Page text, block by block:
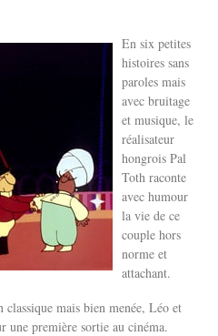
En six petites
histoires sans
paroles mais
avec bruitage
et musique, le
réalisateur
hongrois Pal
Toth raconte
avec humour
la vie de ce
couple hors
norme et
attachant.
mais bien menée, Léo et
une première sortie au cinéma.